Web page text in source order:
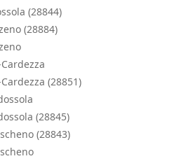
(28844)
(28884)
(28851)
(28845)
(28843)